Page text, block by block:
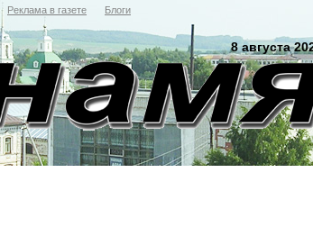
Реклама в газете Блоги
8 августа